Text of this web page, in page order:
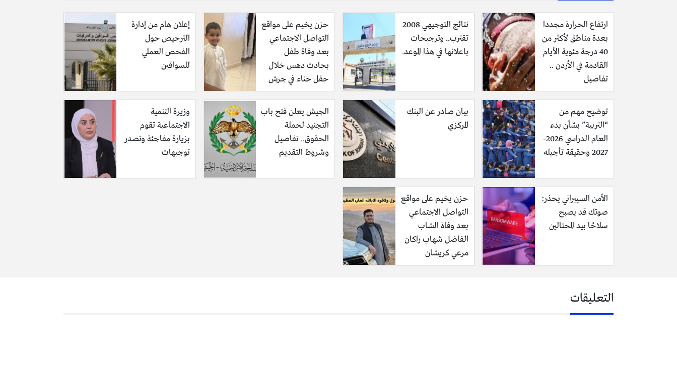
ارتفاع الحرارة مجددا
بعدة مناطق لأكثر من
40 درجة مئوية الأيام
القادمة في الأردن ..
تفاصيل
نتائج التوجيهي 2008
تقترب.. وترجيحات
باعلانها في هذا الموعد.
حزن يخيم على مواقع
التواصل الاجتماعي
بعد وفاة طفل
بحادث دهس خلال
حفل حناء في جرش
إعلان هام من إدارة
الترخيص حول
الفحص العملي
للسواقين
توضيح مهم من
“التربية” بشأن بدء
العام الدراسي 2026-
2027 وحقيقة تأجيله
بيان صادر عن البنك
المركزي
الجيش يعلن فتح باب
التجنيد لحملة
الحقوق.. تفاصيل
وشروط التقديم
وزيرة التنمية
الاجتماعية تقوم
بزيارة مفاجئة وتصدر
توجيهات
الأمن السيبراني يحذر:
صوتك قد يصبح
سلاحًا بيد المحتالين
حزن يخيم على مواقع
التواصل الاجتماعي
بعد وفاة الشاب
الفاضل شهاب راكان
مرعي كريشان
التعليقات